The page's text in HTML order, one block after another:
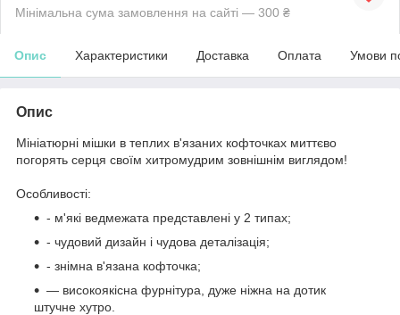
Мінімальна сума замовлення на сайті — 300 ₴
Опис Характеристики Доставка Оплата Умови
Опис
Мініатюрні мішки в теплих в'язаних кофточках миттєво
погорять серця своїм хитромудрим зовнішнім виглядом!
Особливості:
- м'які ведмежата представлені у 2 типах;
- чудовий дизайн і чудова деталізація;
- знімна в'язана кофточка;
— високоякісна фурнітура, дуже ніжна на дотик
штучне хутро.